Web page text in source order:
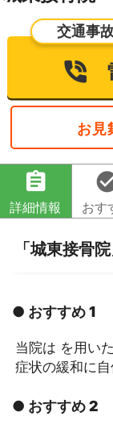
交通事
お見
assignment
詳細情報 おす
「城東接骨
● おすすめ 1
当院は を用い
症状の緩和に自
● おすすめ 2